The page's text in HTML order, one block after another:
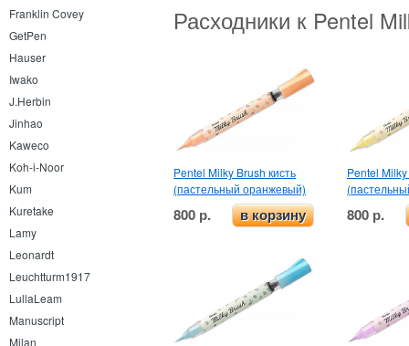
Franklin Covey
GetPen
Hauser
Iwako
J.Herbin
Jinhao
Kaweco
Koh-i-Noor
Kum
Kuretake
Lamy
Leonardt
Leuchtturm1917
LullaLeam
Manuscript
Milan
Расходники к Pentel
Pentel Milky Brush кисть
(пастельный оранжевый)
800 р. в корзину
Pentel
800 р.